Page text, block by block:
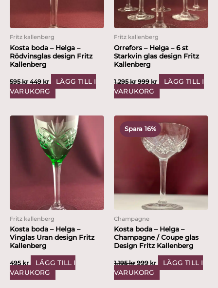
Fritz kallenberg
Kosta boda – Helga –
Rödvinsglas design Fritz
Kallenberg
595kr 449 kr
LÄGG TILL I
VARUKORG
Fritz kallenberg
Orrefors – Helga – 6 st
Starkvin glas design Fritz
Kallenberg
1,295kr 999 kr
LÄGG TILL I
VARUKORG
Fritz kallenberg
Kosta boda – Helga –
Vinglas Uran design Fritz
Kallenberg
495 kr
LÄGG TILL I
VARUKORG
Spara 16%
Champagne
Kosta boda – Helga –
Champagne / Coupe glas
Design Fritz Kallenberg
1,195kr
ursprungliga
var:
1,195 kr.
999 kr
nuvarande
priset
är:
999 kr.
LÄGG TILL I
VARUKORG